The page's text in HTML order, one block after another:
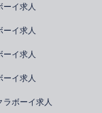
ーイ求人
ーイ求人
ーイ求人
ーイ求人
ラボーイ求人